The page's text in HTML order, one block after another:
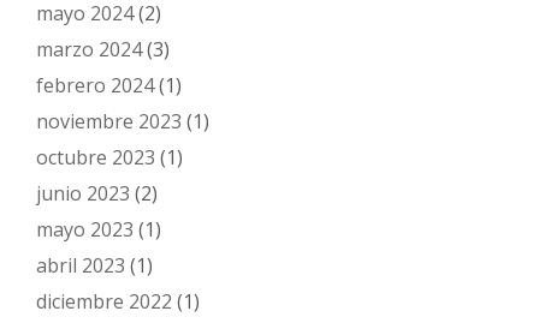
mayo 2024(2)
marzo 2024(3)
febrero 2024(1)
noviembre 2023 (1)
octubre 2023 (1)
junio 2023 (2)
mayo 2023 (1)
abril 2023 (1)
diciembre 2022 (1)